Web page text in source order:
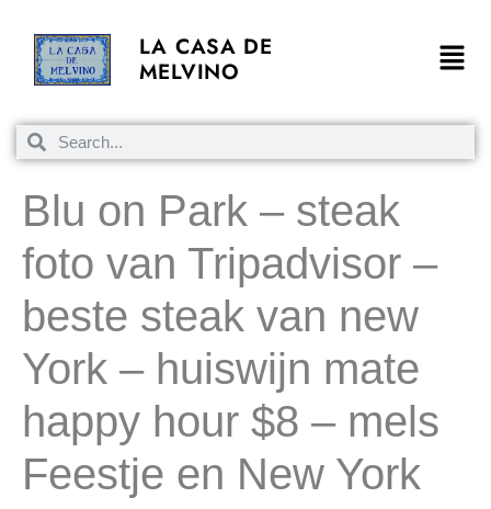
LA CASA DE
MELVINO
Blu on Park – steak
foto van Tripadvisor –
beste steak van new
York – huiswijn mate
happy hour $8 – mels
Feestje en New York